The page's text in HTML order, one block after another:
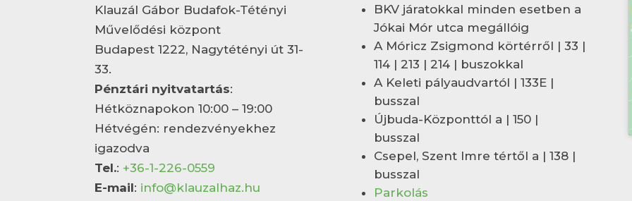
Klauzál Gábor Budafok-Tétényi
Művelődési központ
Budapest 1222, Nagytétényi út 31-
33.
Pénztári nyitvatartás:
Hétköznapokon 10:00 – 19:00
Hétvégén: rendezvényekhez
igazodva
Tel.: +36-1-226-0559
E-mail: info@klauzalhaz.hu
BKV járatokkal minden esetben a
Jókai Mór utca megállóig
A Móricz Zsigmond körtérről | 33 |
114 | 213 | 214 | buszokkal
A Keleti pályaudvartól | 133E |
busszal
Újbuda-Központtól a | 150 |
busszal
Csepel, Szent Imre tértől a | 138 |
busszal
Parkolás